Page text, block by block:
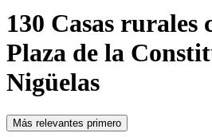
130 Casas rurales
Plaza de la
Nigüelas
Más relevantes primero